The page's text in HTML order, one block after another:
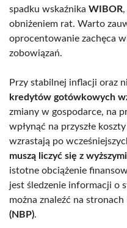
spadku wskaźnika WIBOR
obniżeniem rat. Warto
oprocentowanie zachęca
zobowiązań.
Przy stabilnej inflacji oraz
kredytów gotówkowych
zmiany w gospodarce, na
wpłynąć na przyszłe
wzrastają po
muszą liczyć się z
istotne obciążenie
jest śledzenie informacji o
można znaleźć na stronach
(NBP).